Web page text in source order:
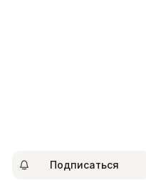
Подписаться